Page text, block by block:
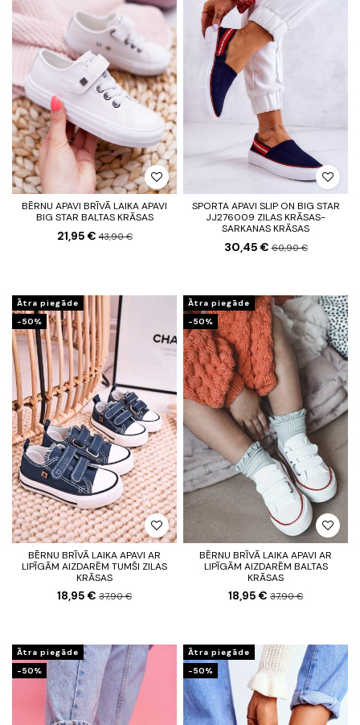
BĒRNU APAVI BRĪVĀ LAIKA APAVI
BIG STAR BALTAS KRĀSAS
21,95 €43,90 €
SPORTA APAVI SLIP ON BIG STAR
JJ276009 ZILAS KRĀSAS-
SARKANAS KRĀSAS
30,45 €60,90 €
Ātra piegāde
-50%
BĒRNU BRĪVĀ LAIKA APAVI AR
LIPĪGĀM AIZDARĒM TUMŠI ZILAS
KRĀSAS
18,95 € 37,90 €
Ātra piegāde
-50%
BĒRNU BRĪVĀ LAIKA APAVI AR
LIPĪGĀM AIZDARĒM BALTAS
KRĀSAS
18,95 € 37,90 €
Ātra piegāde
-50%
Ātra piegāde
-50%